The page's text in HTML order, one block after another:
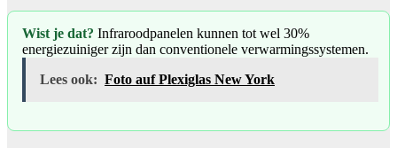
Wist je dat? Infraroodpanelen kunnen tot wel 30%
energiezuiniger zijn dan conventionele verwarmingssystemen.
Lees ook: Foto auf Plexiglas New York